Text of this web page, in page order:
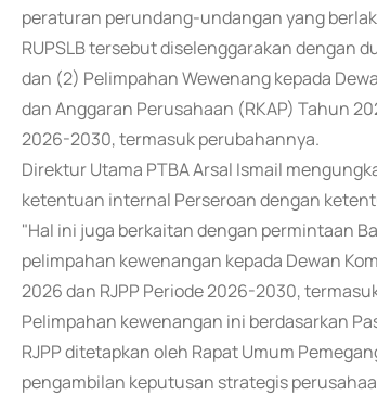
peraturan perundang-undangan yang
RUPSLB tersebut diselenggarakan dengan
dan (2) Pelimpahan Wewenang kepada
dan Anggaran Perusahaan (RKAP) Tahun
2026-2030, termasuk perubahannya.
Direktur Utama PTBA Arsal Ismail
ketentuan internal Perseroan dengan
"Hal ini juga berkaitan dengan permintaan
pelimpahan kewenangan kepada Dewan
2026 dan RJPP Periode 2026-2030,
Pelimpahan kewenangan ini berdasarkan
RJPP ditetapkan oleh Rapat Umum
pengambilan keputusan strategis